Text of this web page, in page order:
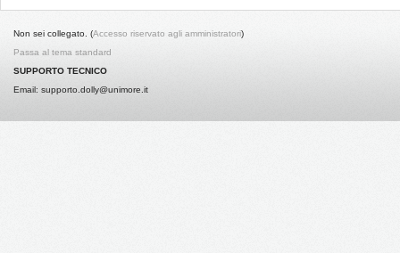
Non sei collegato. (Accesso riservato agli amministratori)
Passa al tema standard
SUPPORTO TECNICO
Email: supporto.dolly@unimore.it